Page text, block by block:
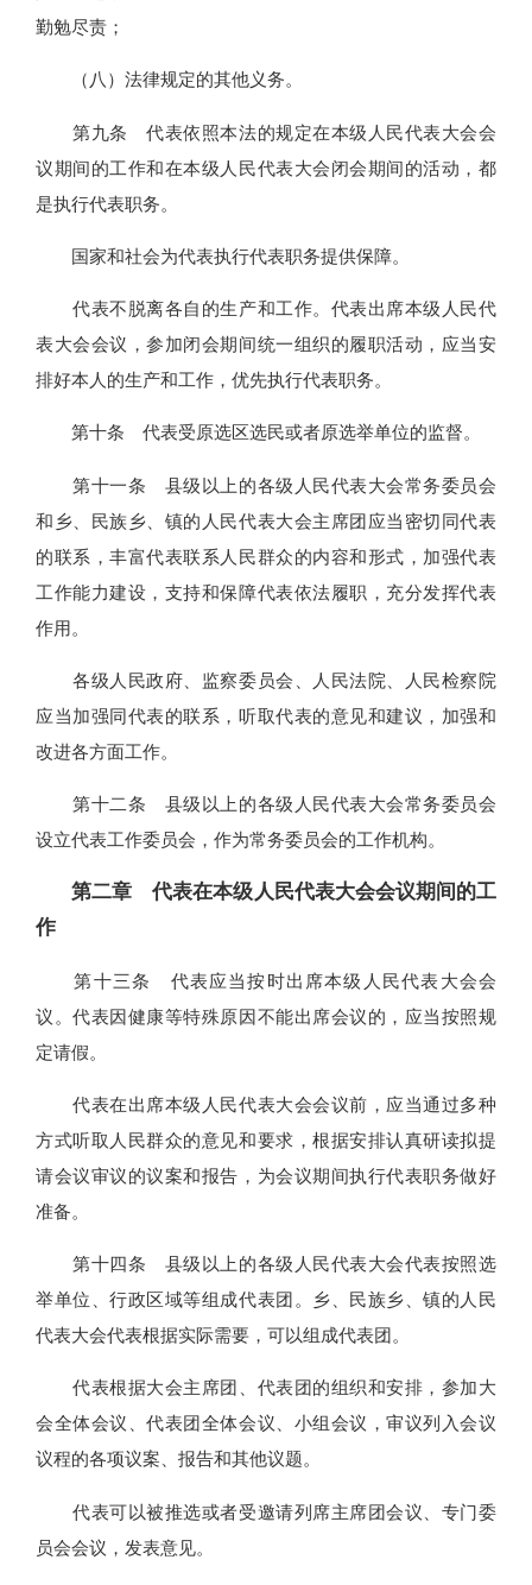
勤勉尽责；
（八）法律规定的其他义务。
第九条 代表依照本法的规定在本级人民代表大会会
议期间的工作和在本级人民代表大会闭会期间的活动，都
是执行代表职务。
国家和社会为代表执行代表职务提供保障。
代表不脱离各自的生产和工作。代表出席本级人民代
表大会会议，参加闭会期间统一组织的履职活动，应当安
排好本人的生产和工作，优先执行代表职务。
第十条 代表受原选区选民或者原选举单位的监督。
第十一条 县级以上的各级人民代表大会常务委员会
和乡、民族乡、镇的人民代表大会主席团应当密切同代表
的联系，丰富代表联系人民群众的内容和形式，加强代表
工作能力建设，支持和保障代表依法履职，充分发挥代表
作用。
各级人民政府、监察委员会、人民法院、人民检察院
应当加强同代表的联系，听取代表的意见和建议，加强和
改进各方面工作。
第十二条 县级以上的各级人民代表大会常务委员会
设立代表工作委员会，作为常务委员会的工作机构。
第二章 代表在本级人民代表大会会议期间的工
作
第十三条 代表应当按时出席本级人民代表大会会
议。代表因健康等特殊原因不能出席会议的，应当按照规
定请假。
代表在出席本级人民代表大会会议前，应当通过多种
方式听取人民群众的意见和要求，根据安排认真研读拟提
请会议审议的议案和报告，为会议期间执行代表职务做好
准备。
第十四条 县级以上的各级人民代表大会代表按照选
举单位、行政区域等组成代表团。乡、民族乡、镇的人民
代表大会代表根据实际需要，可以组成代表团。
代表根据大会主席团、代表团的组织和安排，参加大
会全体会议、代表团全体会议、小组会议，审议列入会议
议程的各项议案、报告和其他议题。
代表可以被推选或者受邀请列席主席团会议、专门委
员会会议，发表意见。